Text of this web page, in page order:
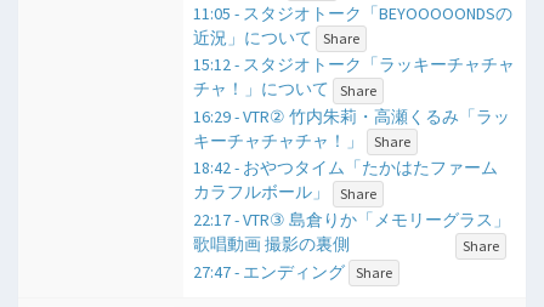
11:05 - スタジオトーク「BEYOOOOONDSの
近況」について
Share
15:12 - スタジオトーク「ラッキーチャチャ
チャ！」について
Share
16:29 - VTR② 竹内朱莉・高瀬くるみ「ラッ
キーチャチャチャ！」
Share
18:42 - おやつタイム「たかはたファーム
カラフルボール」
Share
22:17 - VTR③ 島倉りか「メモリーグラス」
歌唱動画 撮影の裏側
Share
27:47 - エンディング Share